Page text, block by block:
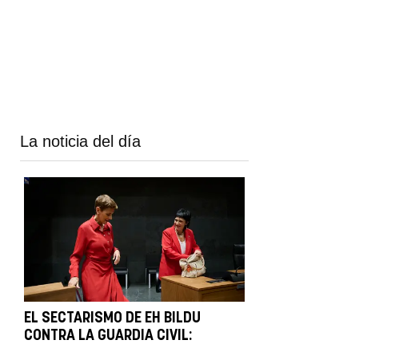
La noticia del día
EL SECTARISMO DE EH BILDU
CONTRA LA GUARDIA CIVIL: